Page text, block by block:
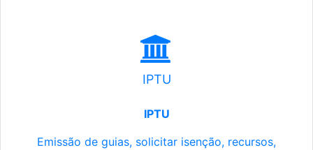
IPTU
IPTU
Emissão de guias, solicitar isenção, recursos,